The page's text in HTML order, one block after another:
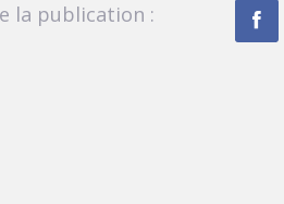
la publication :